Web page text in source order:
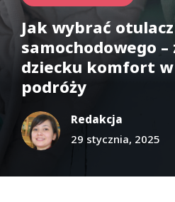
Jak wybrać
samochodowego
dziecku komfort
podróży
Redakcja
29 stycznia, 2025